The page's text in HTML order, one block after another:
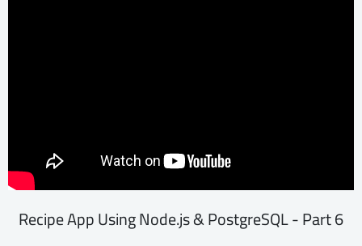
Recipe App Using Node.js & PostgreSQL - Part 6